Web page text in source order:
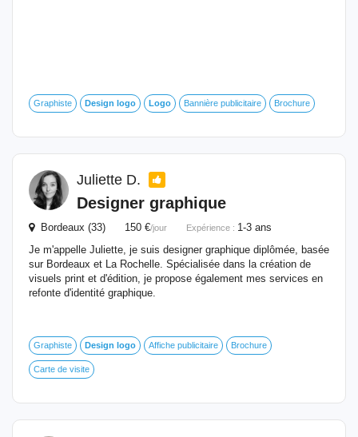
Graphiste Design logo Logo Bannière publicitaire Brochure
Juliette D.
Designer graphique
Bordeaux (33) 150 €/jour Expérience : 1-3 ans
Je m'appelle Juliette, je suis designer graphique diplômée, basée
sur Bordeaux et La Rochelle. Spécialisée dans la création de
visuels print et d'édition, je propose également mes services en
refonte d'identité graphique.
Graphiste Design logo Affiche publicitaire Brochure
Carte de visite